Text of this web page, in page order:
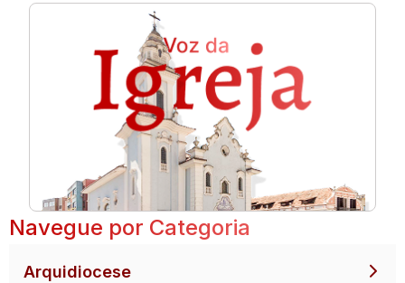
Navegue por Categoria
Arquidiocese